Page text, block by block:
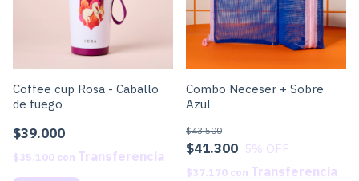
Coffee cup Rosa - Caballo
de fuego
$39.000
$35.100 con
Combo Neceser + Sobre
Azul
$41.300
$43.500
5% OFF
$37.170 con